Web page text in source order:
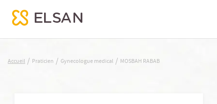
MOSBAH RABAB
Accueil / Praticien / Gynecologue medical / MOSBAH RABAB